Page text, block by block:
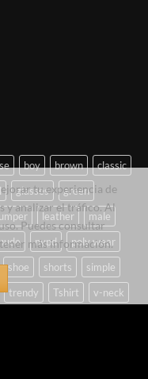
boy brown
classic
glasses
green
leather
male
nude nypd
poly wear
shoe shorts
simple
trendy Tshirt
v-neck
tu experiencia de
y analizar el tráfico. Al
Puedes consultar
más información.